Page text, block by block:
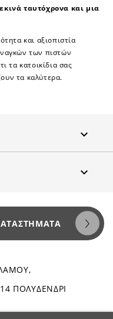
ταυτόχρονα και μια
και αξιοπιστία
των πιστών
τα κατοικίδια σας
τα καλύτερα.


ΠΟΛΥΔΕΝΔΡΙ